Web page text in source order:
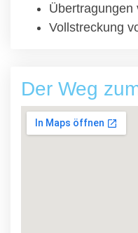
Übertragungen
Vollstreckung
Der Weg